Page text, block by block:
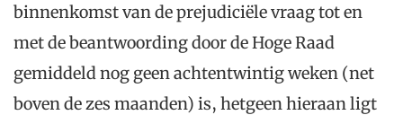
binnenkomst van de prejudiciële vraag tot en
met de beantwoording door de Hoge Raad
gemiddeld nog geen achtentwintig weken (net
boven de zes maanden) is, hetgeen hieraan ligt